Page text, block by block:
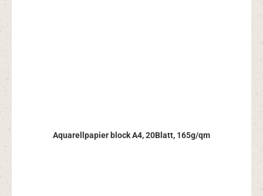
Aquarellpapier block A4, 20Blatt, 165g/qm